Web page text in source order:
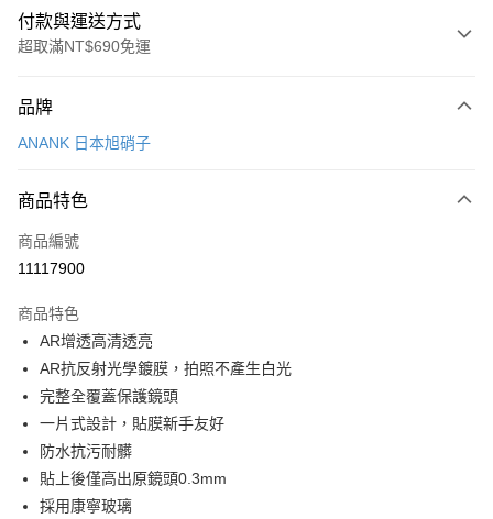
付款與運送方式
超取滿NT$690免運
信用卡一次付款
LINE Pay
Apple Pay
悠遊付
ATM付款
運送方式
全家取貨付款
每筆NT$65，滿NT$690(含以上)免運費
品牌
ANANK 日本旭硝子
商品特色
商品編號
11117900
商品特色
AR增透高清透亮
AR抗反射光學鍍膜，拍照不產生白光
完整全覆蓋保護鏡頭
一片式設計，貼膜新手友好
防水抗污耐髒
貼上後僅高出原鏡頭0.3mm
採用康寧玻璃